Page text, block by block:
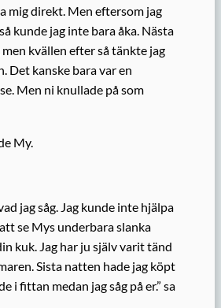
mig direkt. Men eftersom jag
kunde jag inte bara åka. Nästa
kvällen efter så tänkte jag
Det kanske bara var en
Men ni knullade på som
My.
jag såg. Jag kunde inte hjälpa
se Mys underbara slanka
kuk. Jag har ju själv varit tänd
Sista natten hade jag köpt
i fittan medan jag såg på er.” sa